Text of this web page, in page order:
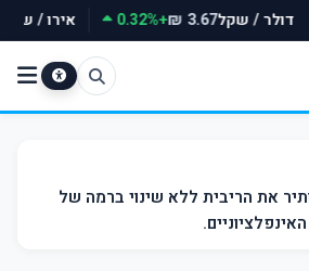
דולר / שקל3.67 ₪
+0.32% אירו /
את הריבית ללא שינוי ברמה של